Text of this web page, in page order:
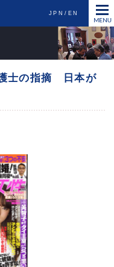
JPN EN
士の指摘 日本が